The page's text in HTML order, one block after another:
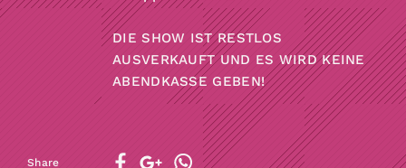
DIE SHOW IST RESTLOS
AUSVERKAUFT UND ES WIRD KEINE
ABENDKASSE GEBEN!
Share